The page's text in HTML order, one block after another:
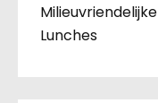
Lunches